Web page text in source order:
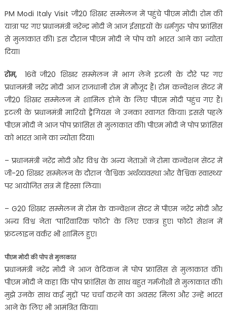
PM Modi Italy Visit जी20 शिखर सम्मेलन में पहुंचे पीएम मोदी। रोम की
यात्रा पर गए प्रधानमंत्री नरेन्द्र मोदी ने आज ईसाइयों के धर्मगुरु पोप फ्रांसिस
से मुलाकात की। इस दौरान पीएम मोदी ने पोप को भारत आने का न्योता
दिया।
रोम,16वें जी20 शिखर सम्मेलन में भाग लेने इटली के दौरे पर गए
प्रधानमंत्री नरेंद्र मोदी आज राजधानी रोम में मौजूद हैं। रोम कन्वेंशन सेंटर में
जी20 शिखर सम्मेलन में शामिल होने के लिए पीएम मोदी पहुंच गए हैं।
इटली के प्रधानमंत्री मारियो ड्रैगियस ने उनका स्वागत किया। इससे पहले
पीएम मोदी ने आज पोप फ्रांसिस से मुलाकात की। पीएम मोदी ने पोप फ्रांसिस
को भारत आने का न्योता दिया।
– प्रधानमंत्री नरेंद्र मोदी और विश्व के अन्य नेताओं ने रोमा कन्वेंशन सेंटर में
जी-20 शिखर सम्मेलन के दौरान ‘वैश्विक अर्थव्यवस्था और वैश्विक स्वास्थ्य’
पर आयोजित सत्र में हिस्सा लिया।
– G20 शिखर सम्मेलन में रोम के कन्वेंशन सेंटर में पीएम नरेंद्र मोदी और
अन्य विश्व नेता ‘पारिवारिक फोटो’ के लिए एकत्र हुए। फोटो सेशन में
फ्रंटलाइन वर्कर भी शामिल हुए।
पीएम मोदी की पोप से मुलाकात
प्रधानमंत्री नरेंद्र मोदी ने आज वेटिकन में पोप फ्रासिस से मुलाकात की।
पीएम मोदी ने कहा कि पोप फ्रांसिस के साथ बहुत गर्मजोशी से मुलाकात की।
मुझे उनके साथ कई मुद्दों पर चर्चा करने का अवसर मिला और उन्हें भारत
आने के लिए भी आमंत्रित किया।